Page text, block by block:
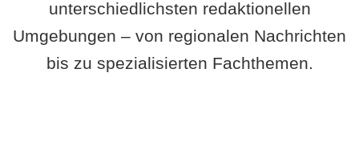
unterschiedlichsten redaktionellen
Umgebungen – von regionalen Nachrichten
bis zu spezialisierten Fachthemen.